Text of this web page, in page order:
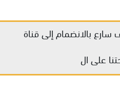
بالانضمام إلى قناة
على ال